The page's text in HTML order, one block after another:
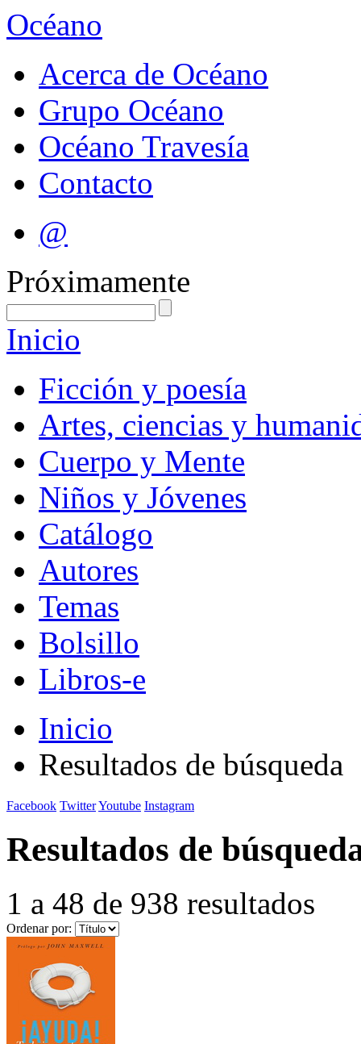
Océano
Acerca de Océano
Grupo Océano
Océano Travesía
Contacto
@
Próximamente
Inicio
Ficción y poesía
Artes, ciencias y
Cuerpo y Mente
Niños y Jóvenes
Catálogo
Autores
Temas
Bolsillo
Libros-e
Inicio
Resultados de búsqueda
Facebook TwitterYoutube Instagram
Resultados de
1 a 48 de 938 resultados
Ordenar por: